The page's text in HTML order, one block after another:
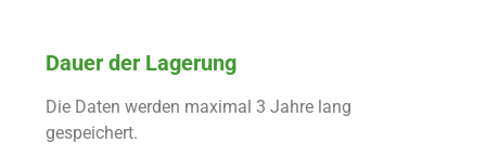
Dauer der Lagerung
Die Daten werden maximal 3 Jahre lang
gespeichert.